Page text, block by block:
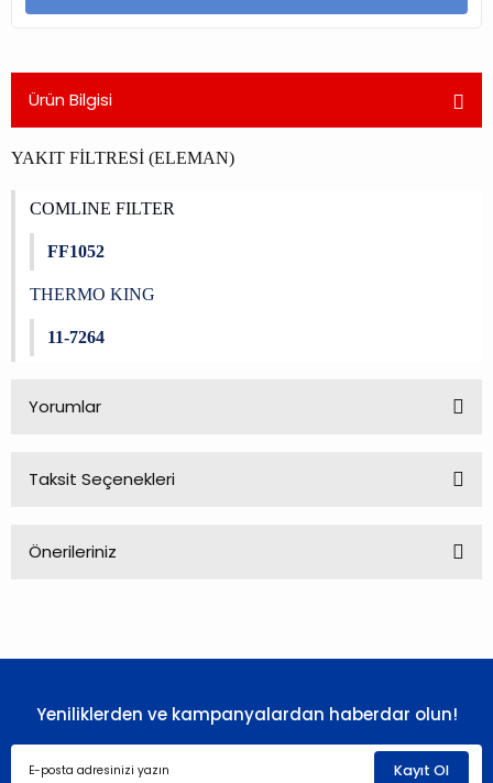
Ürün Bilgisi
YAKIT FİLTRESİ (ELEMAN)
COMLINE FILTER
FF1052
THERMO KING
11-7264
Yorumlar
Taksit Seçenekleri
Önerileriniz
Ürün resmi kalitesiz, bozuk veya görüntülenemiyor.
Yeniliklerden ve kampanyalardan haberdar olun!
Kayıt Ol